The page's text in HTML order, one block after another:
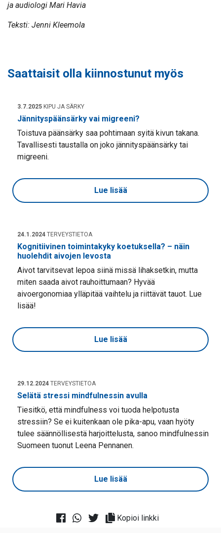
ja audiologi Mari Havia
Teksti: Jenni Kleemola
Saattaisit olla kiinnostunut myös
3.7.2025 KIPU JA SÄRKY
Jännityspäänsärky vai migreeni?
Toistuva päänsärky saa pohtimaan syitä kivun takana.
Tavallisesti taustalla on joko jännityspäänsärky tai
migreeni.
Lue lisää
24.1.2024 TERVEYSTIETOA
Kognitiivinen toimintakyky koetuksella? – näin
huolehdit aivojen levosta
Aivot tarvitsevat lepoa siinä missä lihaksetkin, mutta
miten saada aivot rauhoittumaan? Hyvää
aivoergonomiaa ylläpitää vaihtelu ja riittävät tauot. Lue
lisää!
Lue lisää
29.12.2024 TERVEYSTIETOA
Selätä stressi mindfulnessin avulla
Tiesitkö, että mindfulness voi tuoda helpotusta
stressiin? Se ei kuitenkaan ole pika-apu, vaan hyöty
tulee säännöllisestä harjoittelusta, sanoo mindfulnessin
Suomeen tuonut Leena Pennanen.
Lue lisää
Kopioi linkki